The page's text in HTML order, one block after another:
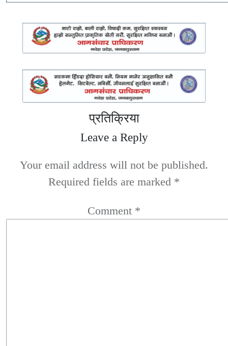
प्रतिक्रिया
Leave a Reply
Your email address will not be published.
Required fields are marked *
Comment *